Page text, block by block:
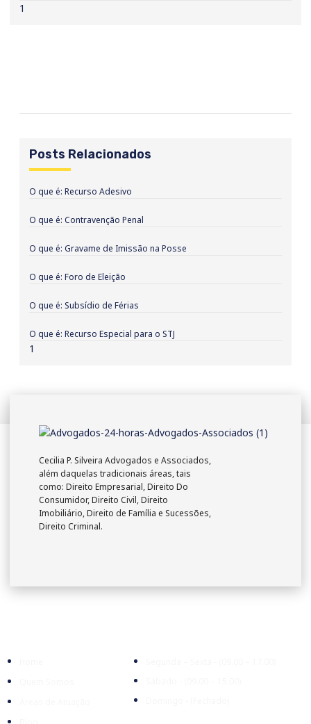
Posts Relacionados
O que é: Recurso Adesivo
O que é: Contravenção Penal
O que é: Gravame de Imissão na Posse
O que é: Foro de Eleição
O que é: Subsídio de Férias
O que é: Recurso Especial para o STJ
Cecilia P. Silveira Advogados e Associados,
além daquelas tradicionais áreas, tais
como: Direito Empresarial, Direito Do
Consumidor, Direito Civil, Direito
Imobiliário, Direito de Família e Sucessões,
Direito Criminal.